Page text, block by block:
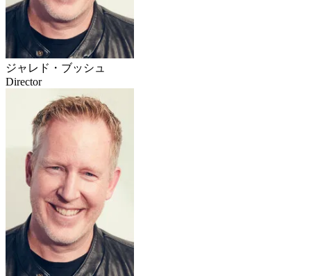
ジャレド・ブッシュ
Director